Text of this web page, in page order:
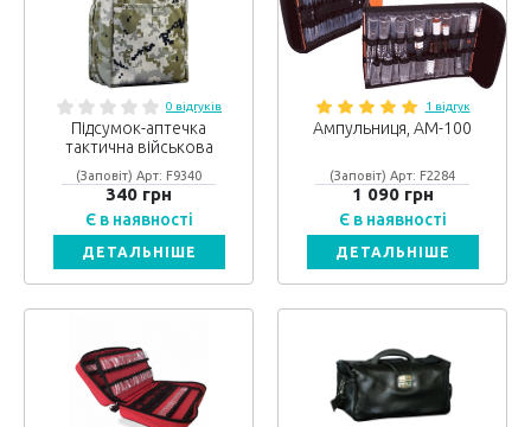
0 відгуків
Підсумок-аптечка
тактична військова
(Заповіт) Арт: F9340
340 грн
Є в наявності
ДЕТАЛЬНІШЕ
1 відгук
Ампульниця, АМ-100
(Заповіт) Арт: F2284
1 090 грн
Є в наявності
ДЕТАЛЬНІШЕ